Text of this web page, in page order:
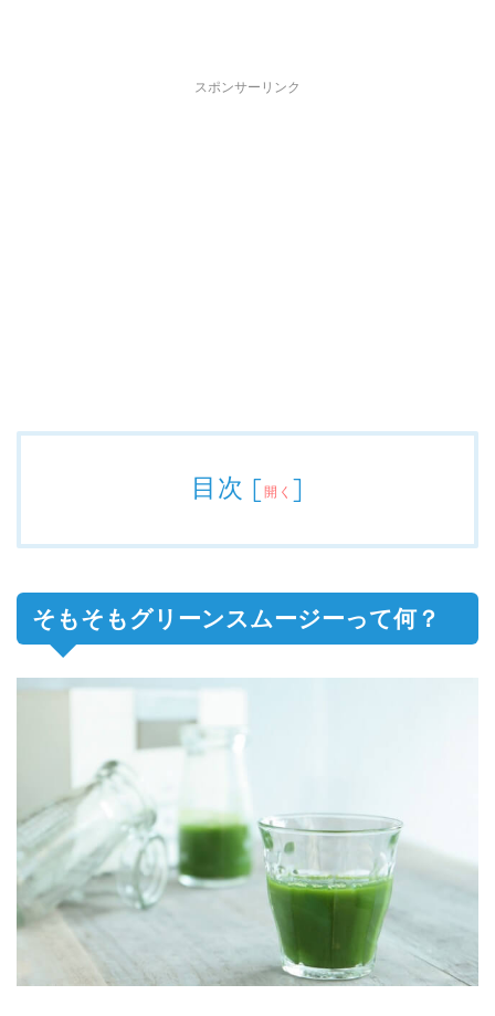
スポンサーリンク
目次 [ 開く ]
そもそもグリーンスムージーって何？